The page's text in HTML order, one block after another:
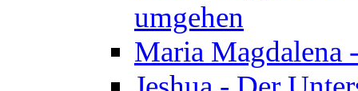
umgehen
Maria Magdalena